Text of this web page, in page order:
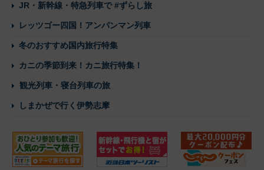
JR・新幹線・特急列車で #ずらし旅
レッツゴー四国！アンパンマン列車
冬のおすすめ国内旅行特集
カニの季節到来！カニ旅行特集！
観光列車・寝台列車の旅
しまかぜで行く伊勢志摩